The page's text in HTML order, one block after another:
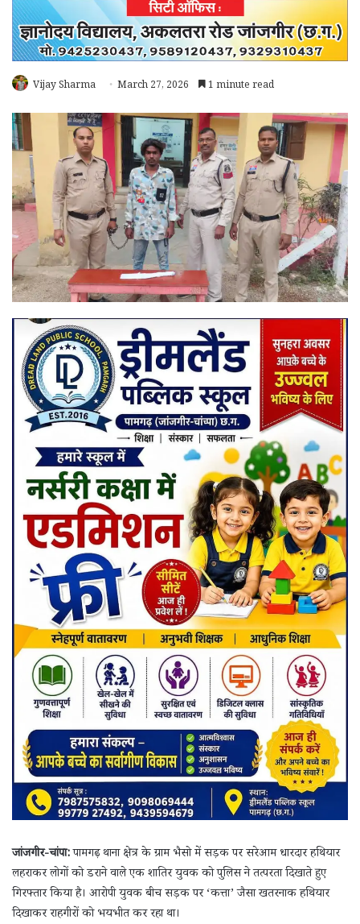
Vijay Sharma March 27, 2026 1 minute read
जांजगीर-चांपा:पामगढ़ थाना क्षेत्र के ग्राम भैसो में सड़क पर सरेआम धारदार हथियार
लहराकर लोगों को डराने वाले एक शातिर युवक को पुलिस ने तत्परता दिखाते हुए
गिरफ्तार किया है। आरोपी युवक बीच सड़क पर ‘कत्ता’ जैसा खतरनाक हथियार
दिखाकर राहगीरों को भयभीत कर रहा था।